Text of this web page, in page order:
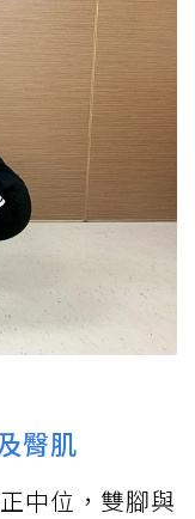
臀肌
中位，雙腳與